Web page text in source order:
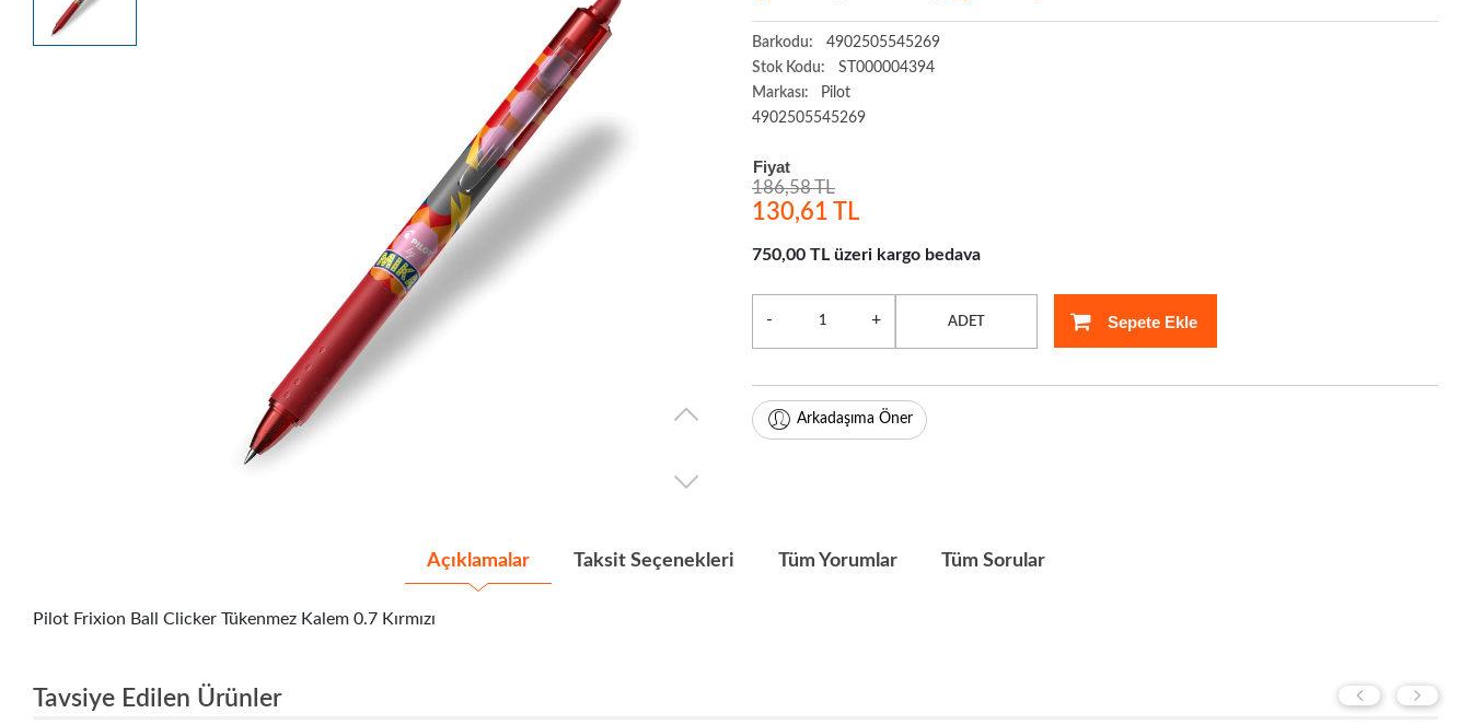
Barkodu:
4902505545269
Stok Kodu:
ST000004394
Markası:
Pilot
4902505545269
Fiyat
186,58 TL
130,61 TL
750,00 TL üzeri kargo bedava
- + ADET Sepete Ekle
Arkadaşıma Öner
Açıklamalar Taksit Seçenekleri Tüm Yorumlar Tüm Sorular
Pilot Frixion Ball Clicker Tükenmez Kalem 0.7 Kırmızı
Tavsiye Edilen Ürünler